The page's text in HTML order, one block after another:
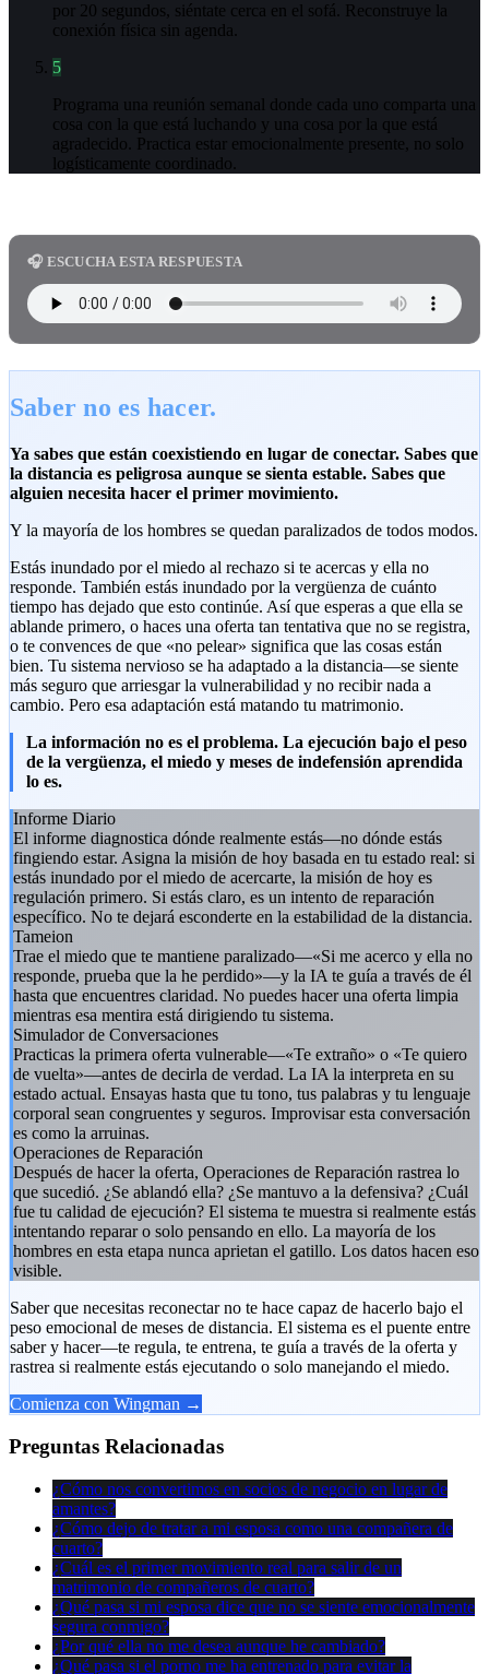
por 20 segundos, siéntate cerca en el sofá. Reconstruye la
conexión física sin agenda.
5
Programa una reunión semanal donde cada uno comparta una
cosa con la que está luchando y una cosa por la que está
agradecido. Practica estar emocionalmente presente, no solo
logísticamente coordinado.
🎧 ESCUCHA ESTA RESPUESTA
Saber no es hacer.
Ya sabes que están coexistiendo en lugar de conectar. Sabes que
la distancia es peligrosa aunque se sienta estable. Sabes que
alguien necesita hacer el primer movimiento.
Y la mayoría de los hombres se quedan paralizados de todos modos.
Estás inundado por el miedo al rechazo si te acercas y ella no
responde. También estás inundado por la vergüenza de cuánto
tiempo has dejado que esto continúe. Así que esperas a que ella se
ablande primero, o haces una oferta tan tentativa que no se registra,
o te convences de que «no pelear» significa que las cosas están
bien. Tu sistema nervioso se ha adaptado a la distancia—se siente
más seguro que arriesgar la vulnerabilidad y no recibir nada a
cambio. Pero esa adaptación está matando tu matrimonio.
La información no es el problema. La ejecución bajo el peso
de la vergüenza, el miedo y meses de indefensión aprendida
lo es.
Informe Diario
El informe diagnostica dónde realmente estás—no dónde estás
fingiendo estar. Asigna la misión de hoy basada en tu estado real: si
estás inundado por el miedo de acercarte, la misión de hoy es
regulación primero. Si estás claro, es un intento de reparación
específico. No te dejará esconderte en la estabilidad de la distancia.
Tameion
Trae el miedo que te mantiene paralizado—«Si me acerco y ella no
responde, prueba que la he perdido»—y la IA te guía a través de él
hasta que encuentres claridad. No puedes hacer una oferta limpia
mientras esa mentira está dirigiendo tu sistema.
Simulador de Conversaciones
Practicas la primera oferta vulnerable—«Te extraño» o «Te quiero
de vuelta»—antes de decirla de verdad. La IA la interpreta en su
estado actual. Ensayas hasta que tu tono, tus palabras y tu lenguaje
corporal sean congruentes y seguros. Improvisar esta conversación
es como la arruinas.
Operaciones de Reparación
Después de hacer la oferta, Operaciones de Reparación rastrea lo
que sucedió. ¿Se ablandó ella? ¿Se mantuvo a la defensiva? ¿Cuál
fue tu calidad de ejecución? El sistema te muestra si realmente estás
intentando reparar o solo pensando en ello. La mayoría de los
hombres en esta etapa nunca aprietan el gatillo. Los datos hacen eso
visible.
Saber que necesitas reconectar no te hace capaz de hacerlo bajo el
peso emocional de meses de distancia. El sistema es el puente entre
saber y hacer—te regula, te entrena, te guía a través de la oferta y
rastrea si realmente estás ejecutando o solo manejando el miedo.
Comienza con Wingman →
Preguntas Relacionadas
¿Cómo nos convertimos en socios de negocio en lugar de
amantes?
¿Cómo dejo de tratar a mi esposa como una compañera de
cuarto?
¿Cuál es el primer movimiento real para salir de un
matrimonio de compañeros de cuarto?
¿Qué pasa si mi esposa dice que no se siente emocionalmente
segura conmigo?
¿Por qué ella no me desea aunque he cambiado?
¿Qué pasa si el porno me ha entrenado para evitar la